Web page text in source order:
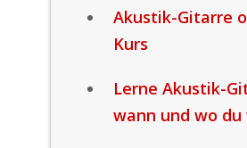
Akustik-Gitarre
Kurs
Lerne Akustik-
wann und wo